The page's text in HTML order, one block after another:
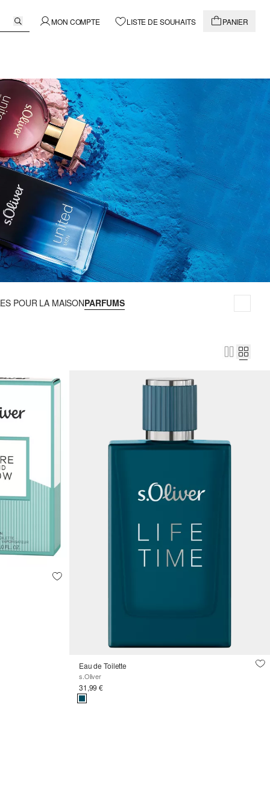
MON COMPTE LISTE DE SOUHAITS PANIER
POUR LA MAISONPARFUMS
Eau de Toilette
s.Oliver
31,99 €